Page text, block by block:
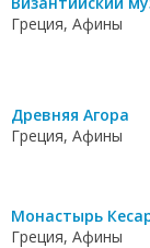
Греция, Афины
Древняя Агора
Греция, Афины
Монастырь
Греция, Афины